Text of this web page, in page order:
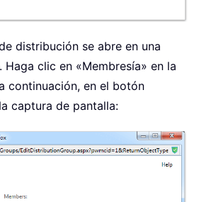
distribución se abre en una
Haga clic en «Membresía» en la
continuación, en el botón
captura de pantalla: